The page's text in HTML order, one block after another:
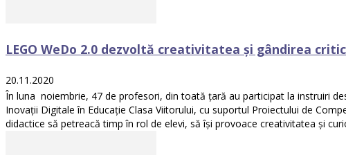
LEGO WeDo 2.0 dezvoltă creativitatea și gândirea
20.11.2020
În luna noiembrie, 47 de profesori, din toată țară au participat la instruiri
Inovații Digitale în Educație Clasa Viitorului, cu suportul Proiectului de
didactice să petreacă timp în rol de elevi, să își provoace creativitatea și